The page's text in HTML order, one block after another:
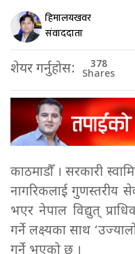
हिमालयखवर
संवाददाता
शेयर गर्नुहोस: 378
Shares
काठमाडौँ । सरकारी
नागरिकलाई गुणस्तरीय
भएर नेपाल विद्युत्
गर्ने लक्ष्यका साथ